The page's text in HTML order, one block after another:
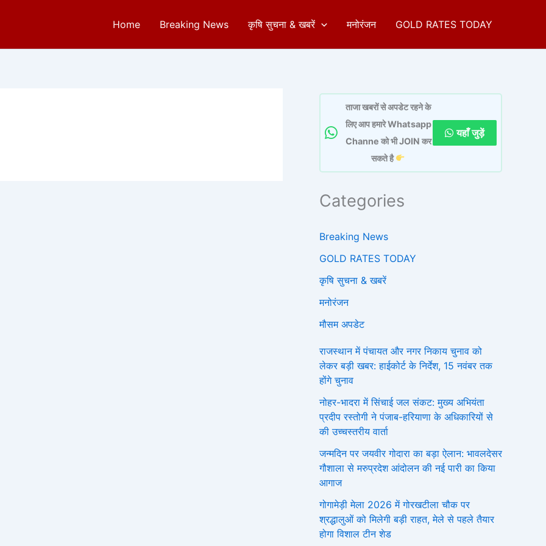
Home Breaking News कृषि सुचना & खबरें मनोरंजन GOLD RATES TODAY
ताजा खबरों से अपडेट रहने के
लिए आप हमारे Whatsapp
Channe को भी JOIN कर
सकते है
यहाँ जुड़ें
Categories
Breaking News
GOLD RATES TODAY
कृषि सुचना & खबरें
मनोरंजन
मौसम अपडेट
राजस्थान में पंचायत और नगर निकाय चुनाव को
लेकर बड़ी खबर: हाईकोर्ट के निर्देश, 15 नवंबर तक
होंगे चुनाव
नोहर-भादरा में सिंचाई जल संकट: मुख्य अभियंता
प्रदीप रस्तोगी ने पंजाब-हरियाणा के अधिकारियों से
की उच्चस्तरीय वार्ता
जन्मदिन पर जयवीर गोदारा का बड़ा ऐलान: भावलदेसर
गौशाला से मरुप्रदेश आंदोलन की नई पारी का किया
आगाज
गोगामेड़ी मेला 2026 में गोरखटीला चौक पर
श्रद्धालुओं को मिलेगी बड़ी राहत, मेले से पहले तैयार
होगा विशाल टीन शेड